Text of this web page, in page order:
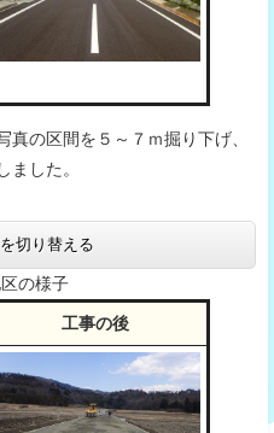
の区間を５～７ｍ掘り下げ、
ました。
切り替える
の様子
工事の後